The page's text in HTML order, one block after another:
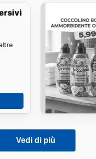
Vedi di più